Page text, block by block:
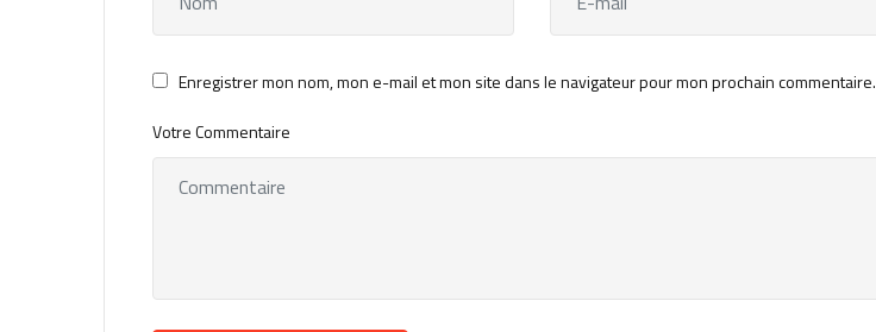
Enregistrer mon nom, mon e-mail et mon site dans le navigateur pour mon prochain commentaire.
Votre Commentaire